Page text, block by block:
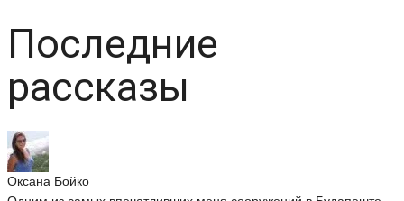
Последние
рассказы
Оксана Бойко